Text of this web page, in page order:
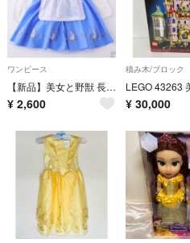
ワンピース
【新品】美女と野獣 長袖 ワンピース 100cm ベル 町娘
¥ 2,600
積み木/ブロック
¥ 30,000